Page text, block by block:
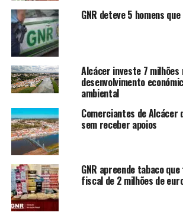
GNR deteve 5 homens
Alcácer investe 7 milhões
desenvolvimento
ambiental
Comerciantes de Alcácer
sem receber apoios
GNR apreende tabaco
fiscal de 2 milhões de